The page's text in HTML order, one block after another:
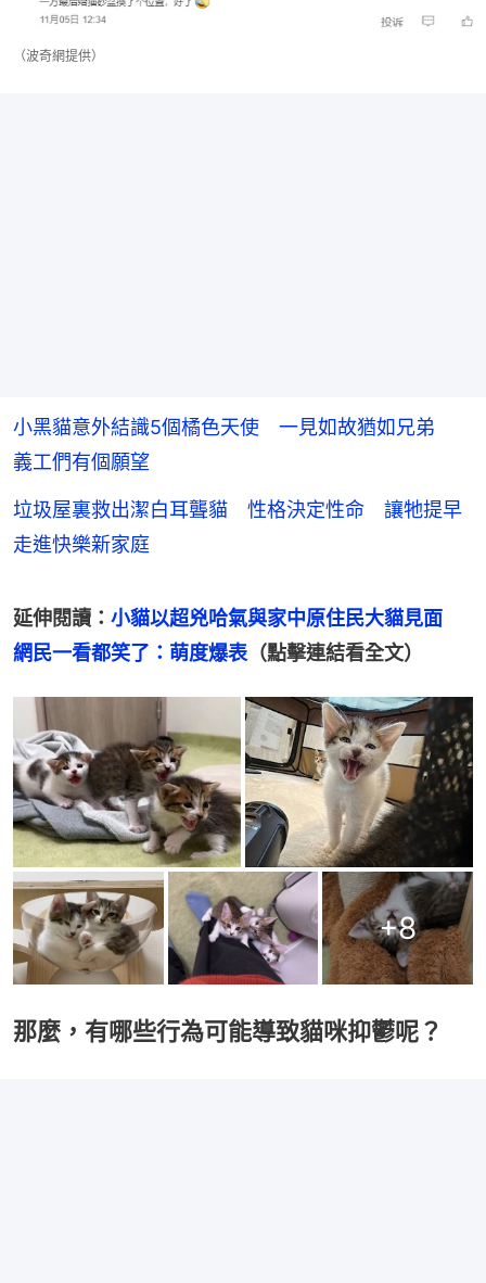
（波奇網提供）
小黑貓意外結識5個橘色天使 一見如故猶如兄弟
義工們有個願望
垃圾屋裏救出潔白耳聾貓 性格決定性命 讓牠提早
走進快樂新家庭
延伸閱讀： 小貓以超兇哈氣與家中原住民大貓見面
網民一看都笑了：萌度爆表 （點擊連結看全文）
+8
那麼，有哪些行為可能導致貓咪抑鬱呢？